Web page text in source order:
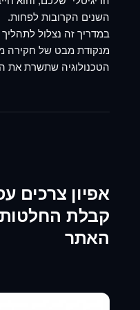
השנים הקרובות לפחות.
במדריך זה נצלול
מנקודת מבט של חקירה
הטכנולוגיה שתשרת את
אפיון צרכים
קבלת
האתר